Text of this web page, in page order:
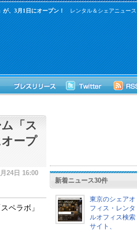
レンタル＆シェアニュース
が、3月1日にオープン！
「ス
ープ
24日 16:00
ペラボ」
新着ニュース30件
東京のシェアオ
フィス・レンタ
ルオフィス検索
サイト、